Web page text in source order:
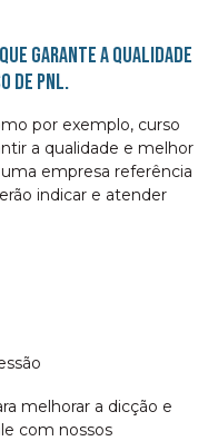
garante a qualidade
de pnl.
por exemplo, curso
a qualidade e melhor
empresa referência
indicar e atender
melhorar a dicção e
com nossos